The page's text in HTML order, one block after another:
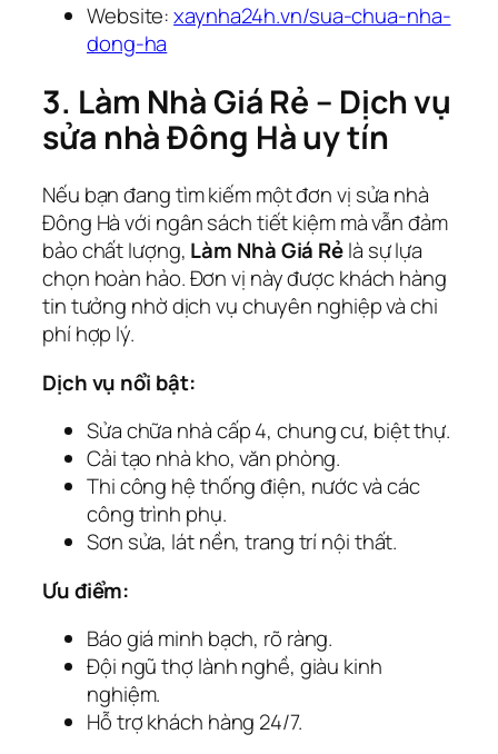
Website:xaynha24h.vn/sua-chua-nha-
dong-ha
3. Làm Nhà Giá Rẻ – Dịch vụ
sửa nhà Đông Hà uy tín
Nếu bạn đang tìm kiếm một đơn vị sửa nhà
Đông Hà với ngân sách tiết kiệm mà vẫn đảm
bảo chất lượng, Làm Nhà Giá Rẻlà sự lựa
chọn hoàn hảo. Đơn vị này được khách hàng
tin tưởng nhờ dịch vụ chuyên nghiệp và chi
phí hợp lý.
Dịch vụ nổi bật:
Sửa chữa nhà cấp 4, chung cư, biệt thự.
Cải tạo nhà kho, văn phòng.
Thi công hệ thống điện, nước và các
công trình phụ.
Sơn sửa, lát nền, trang trí nội thất.
Ưu điểm:
Báo giá minh bạch, rõ ràng.
Đội ngũ thợ lành nghề, giàu kinh
nghiệm.
Hỗ trợ khách hàng 24/7.